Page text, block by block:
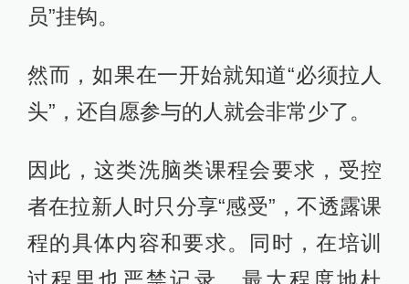
员”挂钩。
然而，如果在一开始就知道“必须拉人
头”，还自愿参与的人就会非常少了。
因此，这类洗脑类课程会要求，受控
者在拉新人时只分享“感受”，不透露课
程的具体内容和要求。同时，在培训